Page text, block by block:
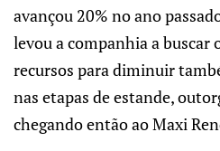
avançou 20% no ano
levou a companhia a buscar
recursos para diminuir
nas etapas de estande,
chegando então ao Maxi